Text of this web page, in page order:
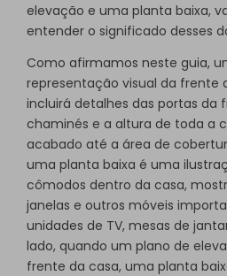
elevação e uma planta baixa,
entender o significado desses
Como afirmamos neste guia,
representação visual da frente
incluirá detalhes das portas da
chaminés e a altura de toda a
acabado até a área de
uma planta baixa é uma
cômodos dentro da casa,
janelas e outros móveis
unidades de TV, mesas de
lado, quando um plano de
frente da casa, uma planta